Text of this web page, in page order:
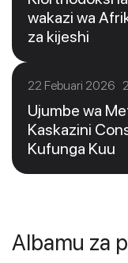
wakazi wa
za kijeshi
22 Febuari 2026
Ujumbe wa
Kaskazini
Kufunga Kuu
Albamu za